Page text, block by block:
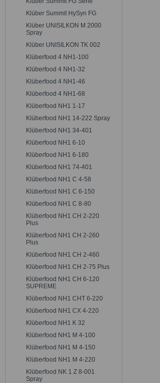
Klüber Summit HySyn FG
Klüber UNISILKON M 2000
Spray
Klüber UNISILKON TK 002
Klüberfood 4 NH1-100
Klüberfood 4 NH1-32
Klüberfood 4 NH1-46
Klüberfood 4 NH1-68
Klüberfood NH1 1-17
Klüberfood NH1 14-222 Spray
Klüberfood NH1 34-401
Klüberfood NH1 6-10
Klüberfood NH1 6-180
Klüberfood NH1 74-401
Klüberfood NH1 C 4-58
Klüberfood NH1 C 6-150
Klüberfood NH1 C 8-80
Klüberfood NH1 CH 2-220
Plus
Klüberfood NH1 CH 2-260
Plus
Klüberfood NH1 CH 2-460
Klüberfood NH1 CH 2-75 Plus
Klüberfood NH1 CH 6-120
SUPREME
Klüberfood NH1 CHT 6-220
Klüberfood NH1 CX 4-220
Klüberfood NH1 K 32
Klüberfood NH1 M 4-100
Klüberfood NH1 M 4-150
Klüberfood NH1 M 4-220
Klüberfood NK 1 Z 8-001
Spray